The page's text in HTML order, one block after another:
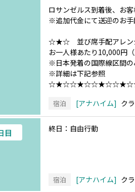
ロサンゼルス到着後、お
※追加代金にて送迎のお手
☆★☆ 並び席手配アレ
お一人様あたり10,000円
※日本発着の国際線区間
※詳細は下記参照
宿泊 アナハイム ク
目 終日：自由行動
宿泊 アナハイム ク